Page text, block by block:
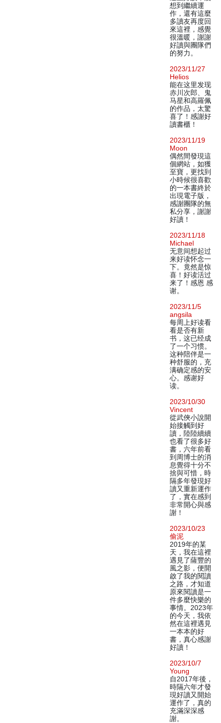
想到繼續運
作，還有這麼
多讀友再度回
來這裡，感覺
很溫暖，謝謝
好讀與團隊們
的努力。
2023/11/27
Helios
能在这里发现
赤川次郎、鬼
马星和高羅佩
的作品，太驚
喜了！感謝好
讀書櫃！
2023/11/19
Moon
偶然間發現這
個網站，如獲
至寶，更找到
小時候很喜歡
的一本書終於
出現電子版，
感謝團隊的無
私分享，謝謝
好讀！
2023/11/18
Michael
无意间想起过
来好读怀念一
下。竟然是惊
喜！好读活过
来了！感恩 感
谢。
2023/11/5
angsila
每周上好读看
看是否有新
书，这已经成
了一个习惯。
这种陪伴是一
种舒服的，充
满确定感的安
心。感谢好
读。
2023/10/30
Vincent
從武俠小說開
始接觸到好
讀，陸陸續續
也看了很多好
書，六年前看
到周博士的消
息覺得十分不
捨與可惜，時
隔多年發現好
讀又重新運作
了，實在感到
非常開心與感
謝！
2023/10/23
偷泥
2019年的某
天，我在這裡
遇見了薩豐的
風之影，便開
啟了我的閱讀
之路，才知道
原來閱讀是一
件多麼快樂的
事情。2023年
的今天，我依
然在這裡遇見
一本本的好
書，真心感謝
好讀！
2023/10/7
Young
自2017年後，
時隔六年才發
現好讀又開始
運作了，真的
充滿深深感
謝。